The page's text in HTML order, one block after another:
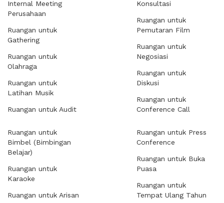
Internal Meeting
Perusahaan
Ruangan untuk
Gathering
Ruangan untuk
Olahraga
Ruangan untuk
Latihan Musik
Ruangan untuk Audit
Konsultasi
Ruangan untuk
Pemutaran Film
Ruangan untuk
Negosiasi
Ruangan untuk
Diskusi
Ruangan untuk
Conference Call
Ruangan untuk
Bimbel (Bimbingan
Belajar)
Ruangan untuk
Karaoke
Ruangan untuk Arisan
Ruangan untuk Press
Conference
Ruangan untuk Buka
Puasa
Ruangan untuk
Tempat Ulang Tahun